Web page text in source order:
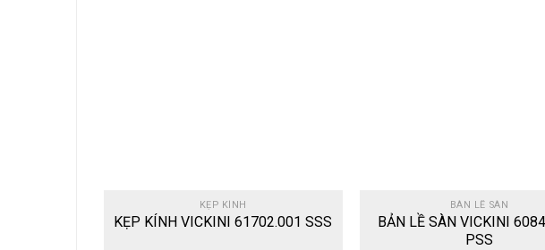
KẸP KÍNH
KẸP KÍNH VICKINI 61702.001 SSS
BÀN LỀ SÀN
BẢN LỀ SÀN VICKINI
PSS